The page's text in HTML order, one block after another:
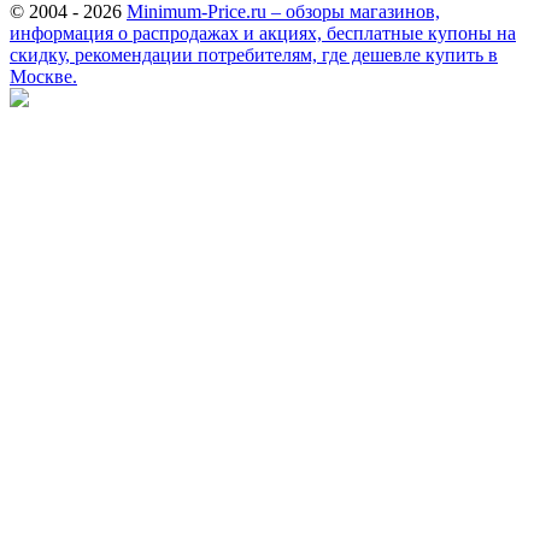
© 2004 - 2026 Minimum-Price.ru – обзоры магазинов,
информация о распродажах и акциях, бесплатные купоны на
скидку, рекомендации потребителям, где дешевле купить в
Москве.